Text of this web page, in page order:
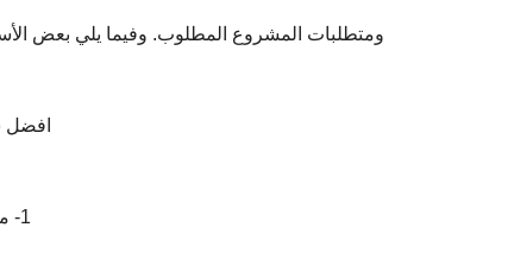
ومتطلبات المشروع المطلوب. وفيما يلي بعض
افضل
1- مؤسسة الشراع الذهبي.